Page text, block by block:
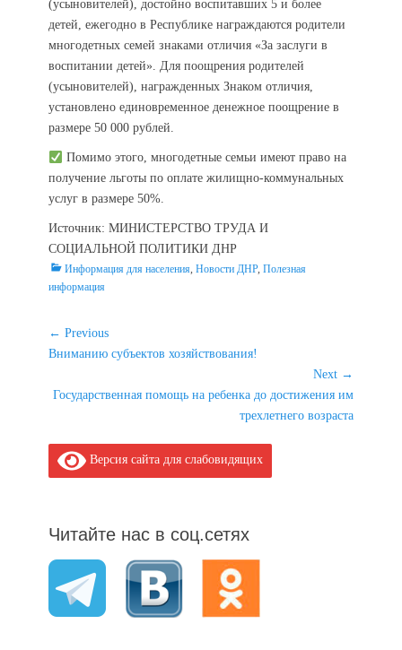
(усыновителей), достойно воспитавших 5 и более
детей, ежегодно в Республике награждаются родители
многодетных семей знаками отличия «За заслуги в
воспитании детей». Для поощрения родителей
(усыновителей), награжденных Знаком отличия,
установлено единовременное денежное поощрение в
размере 50 000 рублей.
Помимо этого, многодетные семьи имеют право на
получение льготы по оплате жилищно-коммунальных
услуг в размере 50%.
Источник: МИНИСТЕРСТВО ТРУДА И
СОЦИАЛЬНОЙ ПОЛИТИКИ ДНР
Categories
Информация для населения, Новости ДНР, Полезная
информация
Навигация
по
← Previous
Previous
Вниманию субъектов хозяйствования!
Next →
Next
Государственная помощь на ребенка до достижения им
трехлетнего возраста
Версия сайта для слабовидящих
Читайте нас в соц.сетях